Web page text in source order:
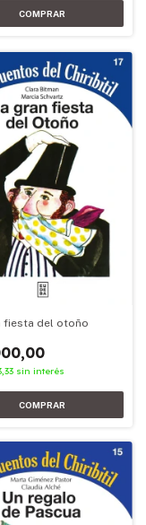
fiesta del otoño
sin interés